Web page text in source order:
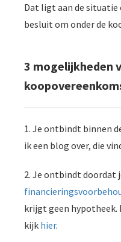
Dat ligt aan de
besluit om onder de
3 mogelijkheden
1. Je ontbindt binnen
ik een blog over, die
2. Je ontbindt doordat
krijgt geen hypotheek.
kijk hier.